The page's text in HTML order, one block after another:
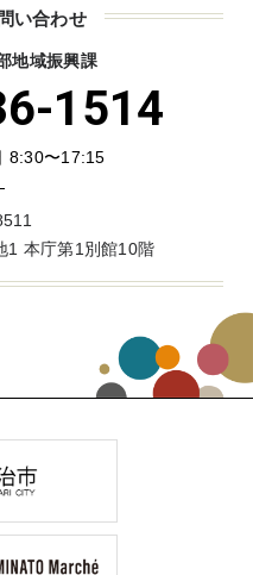
い合わせ
地域振興課
1514
8:30〜17:15
1 本庁第1別館10階